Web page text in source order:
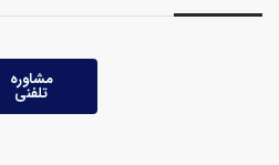
مشاوره
تلفنی